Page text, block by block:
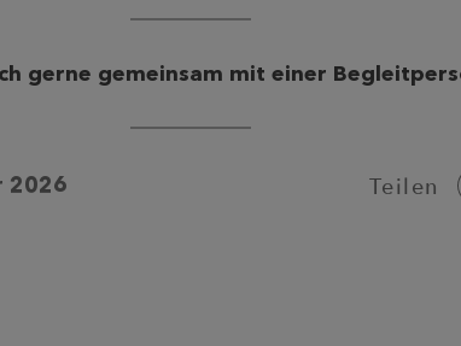
gerne gemeinsam mit einer
2026
Teilen